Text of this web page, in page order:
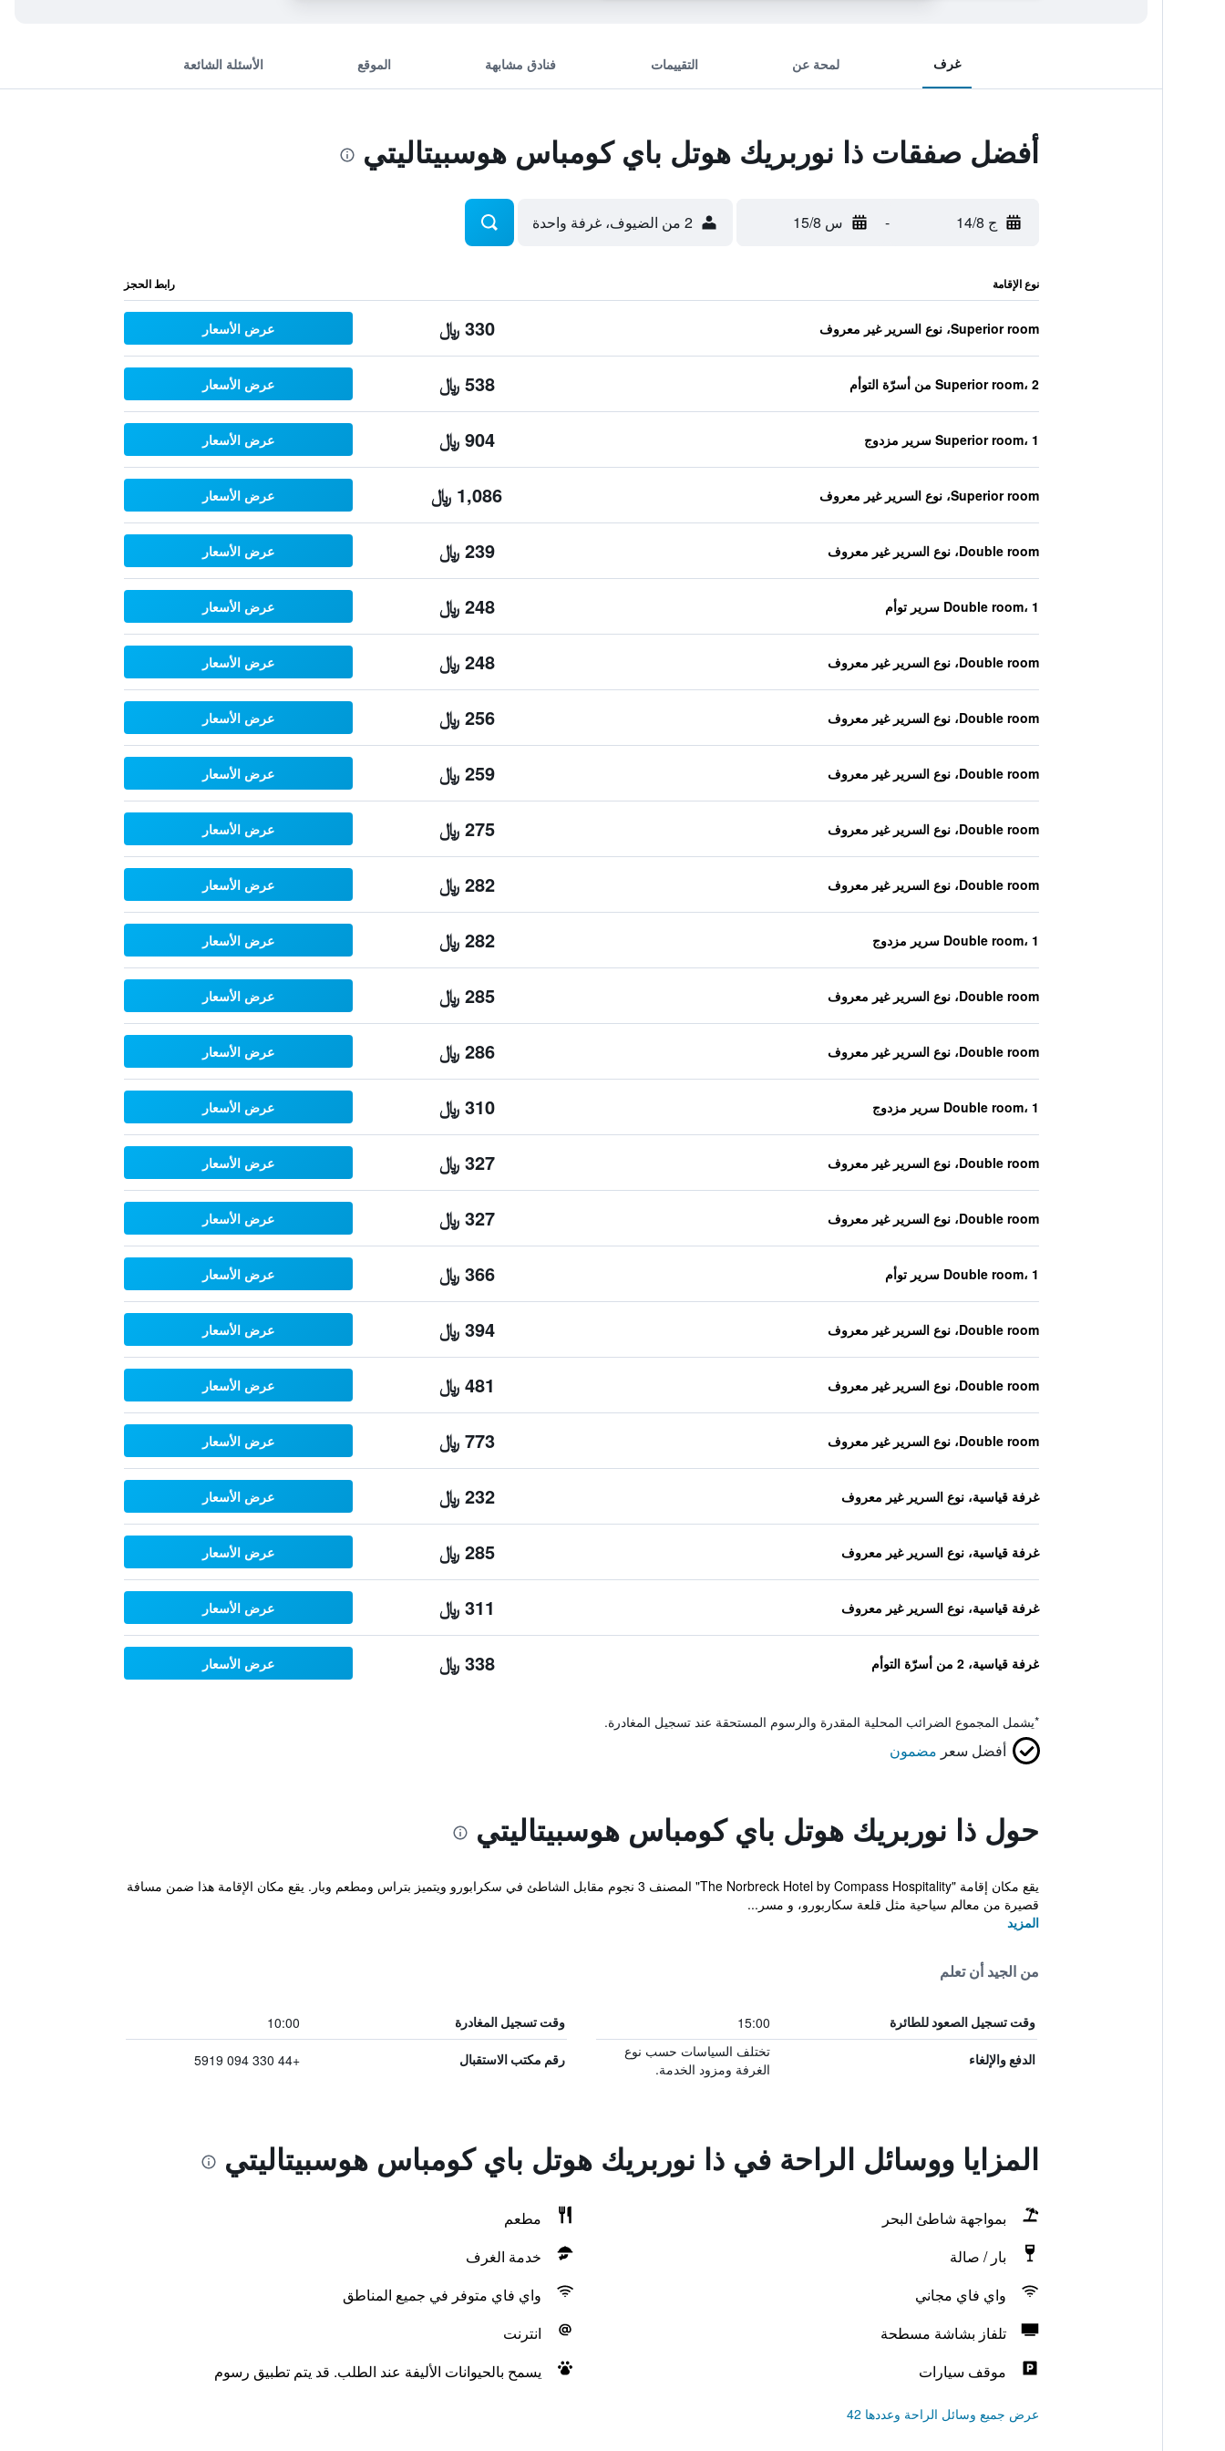
غرف لمحة عن التقييمات فنادق مشابهة الموقع الأسئلة الشائعة
أفضل صفقات ذا نوربريك هوتل باي كومباس هوسبيتاليتي
ج 14/8 - س 15/8 2 من الضيوف، غرفة واحدة
نوع الإقامة رابط الحجز
Superior room، نوع السرير غير معروف 330 ﷼ عرض الأسعار
Superior room، 2 من أسرّة التوأم 538 ﷼ عرض الأسعار
Superior room، 1 سرير مزدوج 904 ﷼ عرض الأسعار
Superior room، نوع السرير غير معروف 1,086 ﷼ عرض الأسعار
Double room، نوع السرير غير معروف 239 ﷼ عرض الأسعار
Double room، 1 سرير توأم 248 ﷼ عرض الأسعار
Double room، نوع السرير غير معروف 248 ﷼ عرض الأسعار
Double room، نوع السرير غير معروف 256 ﷼ عرض الأسعار
Double room، نوع السرير غير معروف 259 ﷼ عرض الأسعار
Double room، نوع السرير غير معروف 275 ﷼ عرض الأسعار
Double room، نوع السرير غير معروف 282 ﷼ عرض الأسعار
Double room، 1 سرير مزدوج 282 ﷼ عرض الأسعار
Double room، نوع السرير غير معروف 285 ﷼ عرض الأسعار
Double room، نوع السرير غير معروف 286 ﷼ عرض الأسعار
Double room، 1 سرير مزدوج 310 ﷼ عرض الأسعار
Double room، نوع السرير غير معروف 327 ﷼ عرض الأسعار
Double room، نوع السرير غير معروف 327 ﷼ عرض الأسعار
Double room، 1 سرير توأم 366 ﷼ عرض الأسعار
Double room، نوع السرير غير معروف 394 ﷼ عرض الأسعار
Double room، نوع السرير غير معروف 481 ﷼ عرض الأسعار
Double room، نوع السرير غير معروف 773 ﷼ عرض الأسعار
غرفة قياسية، نوع السرير غير معروف 232 ﷼ عرض الأسعار
غرفة قياسية، نوع السرير غير معروف 285 ﷼ عرض الأسعار
غرفة قياسية، نوع السرير غير معروف 311 ﷼ عرض الأسعار
غرفة قياسية، 2 من أسرّة التوأم 338 ﷼ عرض الأسعار
*يشمل المجموع الضرائب المحلية المقدرة والرسوم المستحقة عند تسجيل المغادرة.
أفضل سعر مضمون
حول ذا نوربريك هوتل باي كومباس هوسبيتاليتي
يقع مكان إقامة "The Norbreck Hotel by Compass Hospitality" المصنف 3 نجوم مقابل الشاطئ في سكرابورو ويتميز بتراس ومطعم وبار. يقع مكان الإقامة هذا ضمن مسافة
قصيرة من معالم سياحية مثل قلعة سكاربورو، و مسر...
المزيد
من الجيد أن تعلم
وقت تسجيل الصعود للطائرة 15:00 وقت تسجيل المغادرة 10:00
الدفع والإلغاء
تختلف السياسات حسب نوع
الغرفة ومزود الخدمة.
رقم مكتب الاستقبال +44 330 094 5919
المزايا ووسائل الراحة في ذا نوربريك هوتل باي كومباس هوسبيتاليتي
بمواجهة شاطئ البحر
مطعم
بار / صالة
خدمة الغرف
واي فاي مجاني
واي فاي متوفر في جميع المناطق
تلفاز بشاشة مسطحة
انترنت
موقف سيارات
يسمح بالحيوانات الأليفة عند الطلب. قد يتم تطبيق رسوم
عرض جميع وسائل الراحة وعددها 42